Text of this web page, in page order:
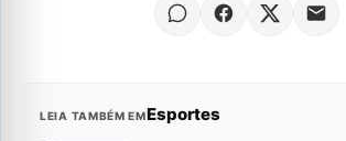
LEIA TAMBÉM EMEsportes